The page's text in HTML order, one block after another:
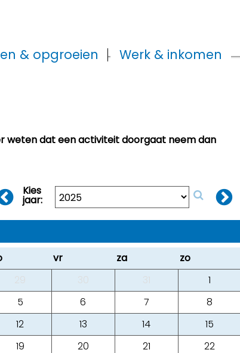
& opgroeien Werk & inkomen
weten dat een activiteit doorgaat neem dan
Kies
jaar:
vr za
zo
29 30 31
1
5 6 7
8
12 13 14
15
19 20 21
22